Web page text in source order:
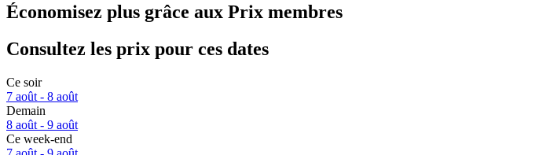
Économisez plus grâce aux Prix membres
Consultez les prix pour ces dates
Ce soir
7 août - 8 août
Demain
8 août - 9 août
Ce week-end